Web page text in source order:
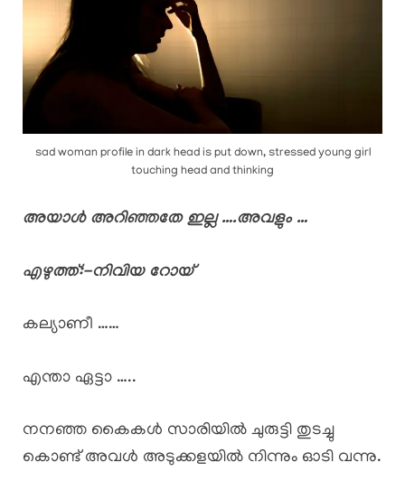
sad woman profile in dark head is put down, stressed young girl
touching head and thinking
അയാൾ അറിഞ്ഞതേ ഇല്ല ….അവളും …
എഴുത്ത്:-നിവിയ റോയ്
കല്യാണീ ……
എന്താ ഏട്ടാ …..
നനഞ്ഞ കൈകൾ സാരിയിൽ ചുരുട്ടി തുടച്ചു
കൊണ്ട് അവൾ അടുക്കളയിൽ നിന്നും ഓടി വന്നു.